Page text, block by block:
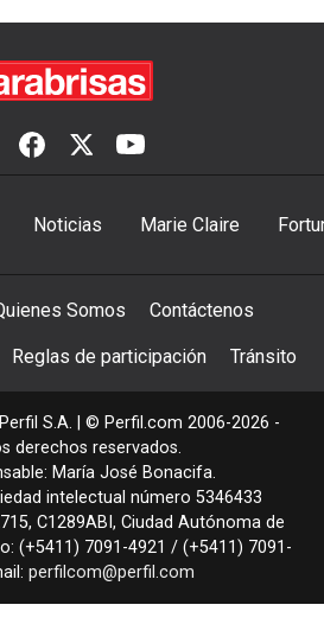
Noticias Marie Claire
Somos Contáctenos
Reglas de participación Tránsito
S.A. | © Perfil.com 2006-2026 -
derechos reservados.
María José Bonacifa.
intelectual número 5346433
, C1289ABI , Ciudad Autónoma de
(+5411) 7091-4921 / (+5411) 7091-
perfilcom@perfil.com